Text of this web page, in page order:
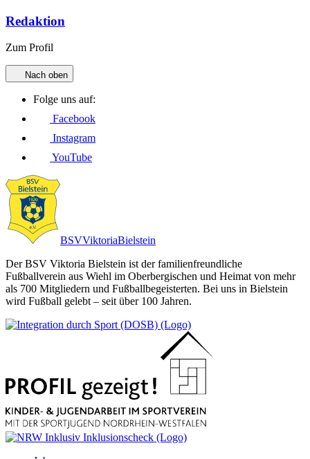
Redaktion
Zum Profil
Nach oben
Folge uns auf:
Facebook
Instagram
YouTube
BSVViktoriaBielstein
Der BSV Viktoria Bielstein ist der familienfreundliche
Fußballverein aus Wiehl im Oberbergischen und Heimat von mehr
als 700 Mitgliedern und Fußballbegeisterten. Bei uns in Bielstein
wird Fußball gelebt – seit über 100 Jahren.